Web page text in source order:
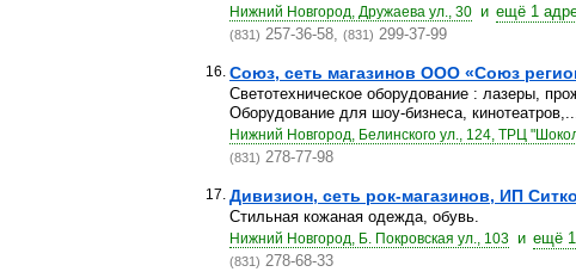
Нижний Новгород, Дружаева ул., 30 и ещё 1
(831) 257-36-58, (831) 299-37-99
16. Союз, сеть магазинов ООО «Союз
Светотехническое оборудование : лазеры,
Оборудование для шоу-бизнеса,
Нижний Новгород, Белинского ул., 124, ТРЦ
(831) 278-77-98
17. Дивизион, сеть рок-магазинов, ИП
Стильная кожаная одежда, обувь.
Нижний Новгород, Б. Покровская ул., 103 и ещё
(831) 278-68-33